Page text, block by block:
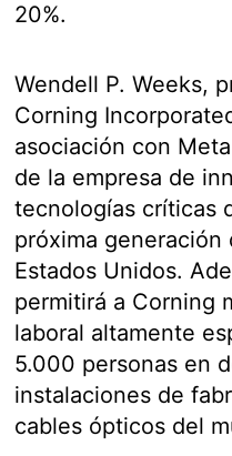
20%.
Wendell P. Weeks,
Corning
asociación con
de la empresa de
tecnologías críticas
próxima
Estados Unidos.
permitirá a Corning
laboral altamente
5.000 personas en
instalaciones de
cables ópticos del